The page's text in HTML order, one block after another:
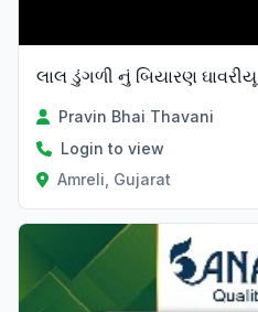
લાલ ડુંગળી નું બિયારણ ઘાવરીયૂ
Pravin Bhai Thavani
Login to view
Amreli, Gujarat